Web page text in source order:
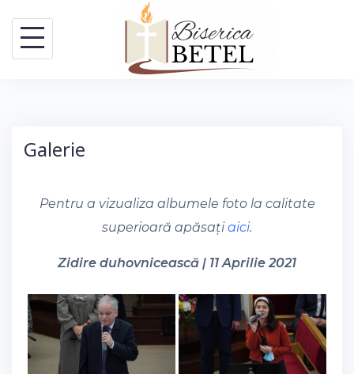
content
Galerie
Pentru a vizualiza albumele foto la calitate
superioară apăsațiaici.
Zidire duhovnicească | 11 Aprilie 2021